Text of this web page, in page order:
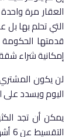
العقار مرة
التي تحلم بها
قدمتها
إمكانية شراء
لن يكون
اليوم ويسدد على
يمكن أن تجد